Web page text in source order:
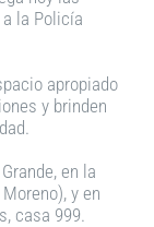
la Policía
apropiado
y brinden
en la
y en
casa 999.